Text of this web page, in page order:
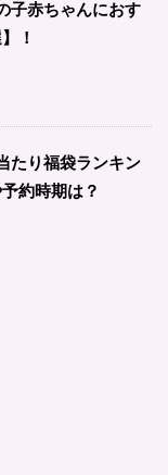
赤ちゃんにおす
！
たり福袋ランキン
約時期は？